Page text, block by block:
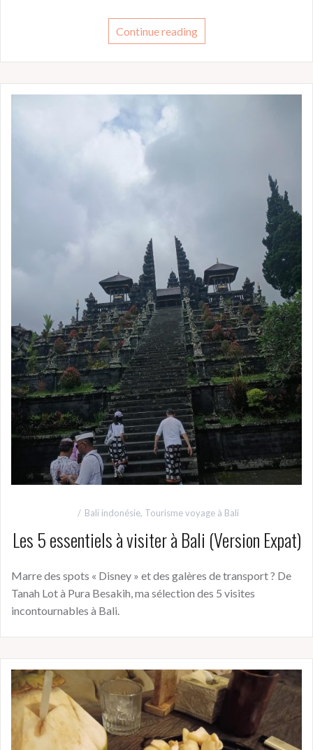
Continue reading
Bali indonésie, Tourisme voyage à Bali
Les 5 essentiels à visiter à Bali (Version Expat)
Marre des spots « Disney » et des galères de transport ? De
Tanah Lot à Pura Besakih, ma sélection des 5 visites
incontournables à Bali.